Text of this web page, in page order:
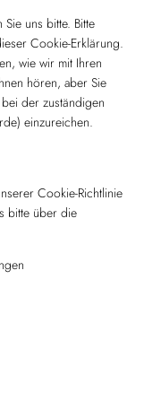
Sie uns bitte. Bitte
Cookie-Erklärung.
wie wir mit Ihren
hören, aber Sie
der zuständigen
einzureichen.
Cookie-Richtlinie
bitte über die